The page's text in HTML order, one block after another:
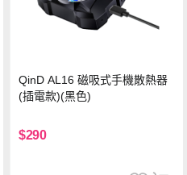
QinD AL16 磁吸式手機散熱器
(插電款)(黑色)
$290